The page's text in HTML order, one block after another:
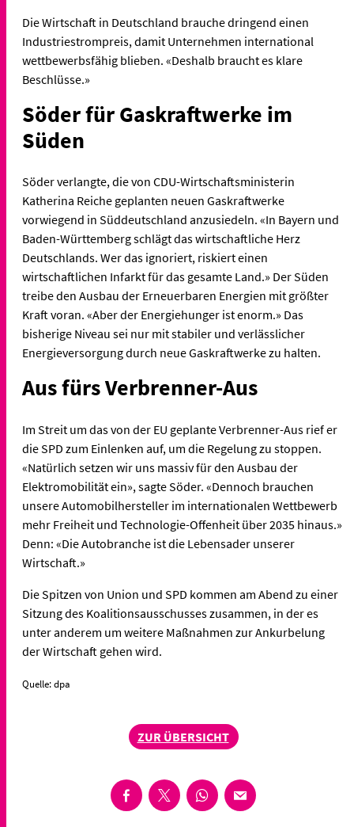
Die Wirtschaft in Deutschland brauche dringend einen
Industriestrompreis, damit Unternehmen international
wettbewerbsfähig blieben. «Deshalb braucht es klare
Beschlüsse.»
Söder für Gaskraftwerke im
Süden
Söder verlangte, die von CDU-Wirtschaftsministerin
Katherina Reiche geplanten neuen Gaskraftwerke
vorwiegend in Süddeutschland anzusiedeln. «In Bayern und
Baden-Württemberg schlägt das wirtschaftliche Herz
Deutschlands. Wer das ignoriert, riskiert einen
wirtschaftlichen Infarkt für das gesamte Land.» Der Süden
treibe den Ausbau der Erneuerbaren Energien mit größter
Kraft voran. «Aber der Energiehunger ist enorm.» Das
bisherige Niveau sei nur mit stabiler und verlässlicher
Energieversorgung durch neue Gaskraftwerke zu halten.
Aus fürs Verbrenner-Aus
Im Streit um das von der EU geplante Verbrenner-Aus rief er
die SPD zum Einlenken auf, um die Regelung zu stoppen.
«Natürlich setzen wir uns massiv für den Ausbau der
Elektromobilität ein», sagte Söder. «Dennoch brauchen
unsere Automobilhersteller im internationalen Wettbewerb
mehr Freiheit und Technologie-Offenheit über 2035 hinaus.»
Denn: «Die Autobranche ist die Lebensader unserer
Wirtschaft.»
Die Spitzen von Union und SPD kommen am Abend zu einer
Sitzung des Koalitionsausschusses zusammen, in der es
unter anderem um weitere Maßnahmen zur Ankurbelung
der Wirtschaft gehen wird.
Quelle: dpa
ZUR ÜBERSICHT